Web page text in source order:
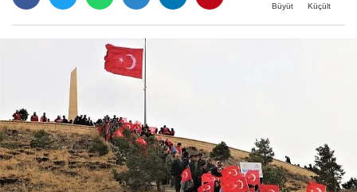
Büyüt Küçült